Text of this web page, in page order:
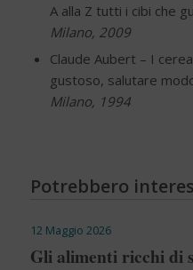
A alla Z tutti i cibi che
Milano, 2009
Claude Aubert – I
gustoso, salutare
Milano, 1994
Potrebbero
12 Maggio 2026
Gli alimenti ricchi di